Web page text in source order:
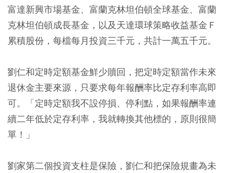
富達新興市場基金、富蘭克林坦伯頓全球基金、富蘭
克林坦伯頓成長基金，以及天達環球策略收益基金Ｆ
累積股份，每檔每月投資三千元，共計一萬五千元。
劉仁和定時定額基金鮮少贖回，把定時定額當作未來
退休金主要來源，只要求每年報酬率比定存利率高即
可。「定時定額我不設停損、停利點，如果報酬率連
續二年低於定存利率，我就轉換其他標的，原則很簡
單！」
劉家第二個投資支柱是保險，劉仁和把保險規畫為未